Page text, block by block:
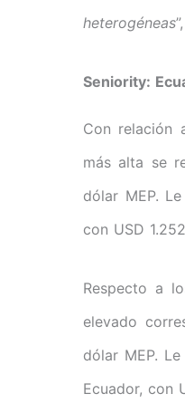
heterogéneas
Seniority:
Con relación
más alta se
dólar MEP.
con USD
Respecto a
elevado
dólar MEP.
Ecuador, con